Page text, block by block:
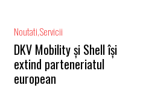
Noutati Servicii
DKV Mobility și Shell își
extind parteneriatul
european